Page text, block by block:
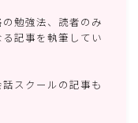
コツとは
勉強法、読者のみ
記事を執筆してい
スクールの記事も